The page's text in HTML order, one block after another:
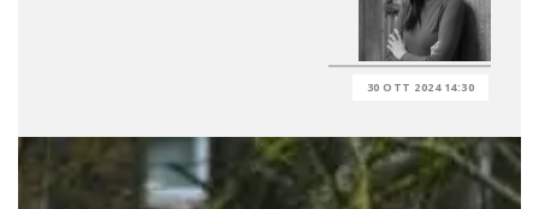
30 OTT 2024 14:30